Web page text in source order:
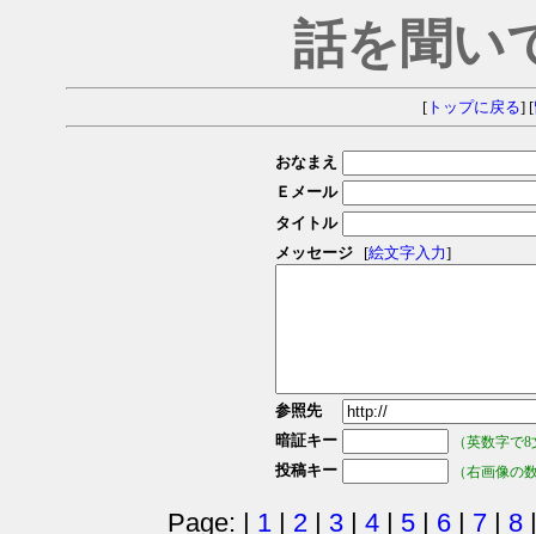
話を聞い
[トップに戻る] [
おなまえ
Ｅメール
タイトル
メッセージ
[絵文字入力]
参照先
暗証キー
（英数字で
投稿キー （右画像の
Page: | 1 | 2 | 3 | 4 | 5 | 6 | 7 | 8